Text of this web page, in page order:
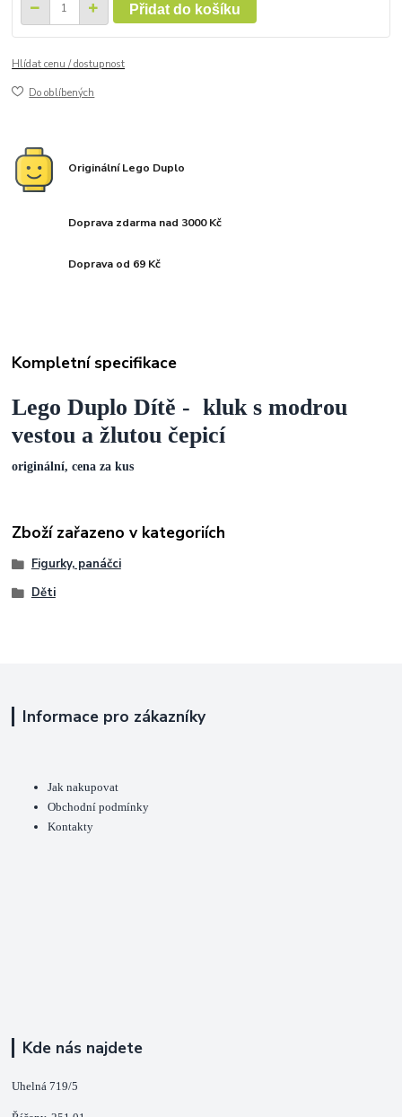
Přidat do košíku
Hlídat cenu / dostupnost
Do oblíbených
Originální Lego Duplo
Doprava zdarma nad 3000 Kč
Doprava od 69 Kč
Kompletní specifikace
Lego Duplo Dítě - kluk s modrou
vestou a žlutou čepicí
originální, cena za kus
Zboží zařazeno v kategoriích
Figurky, panáčci
Děti
Informace pro zákazníky
Jak nakupovat
Obchodní podmínky
Kontakty
Kde nás najdete
Uhelná 719/5